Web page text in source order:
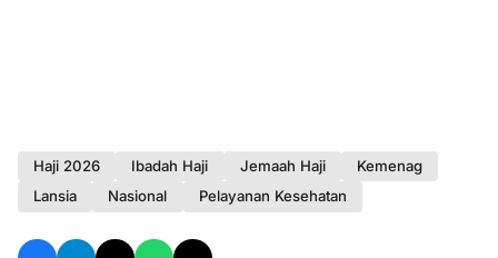
Haji 2026 Ibadah Haji Jemaah Haji
Kemenag
Lansia
Nasional Pelayanan Kesehatan